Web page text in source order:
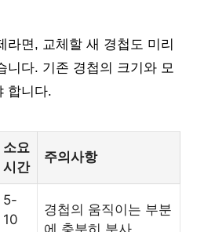
라면, 교체할 새 경첩도 미리
니다. 기존 경첩의 크기와 모
합니다.
소요
시간
주의사항
5-
10
경첩의 움직이는 부분
에 충분히 분사